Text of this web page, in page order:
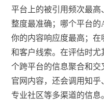
平台上的被引用频次最
整度最准确；哪个平台
你的内容响应度最高；
和客户线索。在评估时
个跨平台的信息聚合和
官网内容，还会调用知乎
专业社区等多渠道的信